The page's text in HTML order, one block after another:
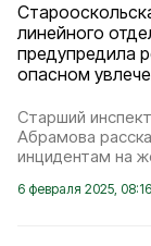
линейного
предупредила
опасном
Старший
Абрамова
инцидентам на
6 февраля 2025, 08:16